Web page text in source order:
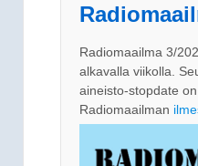
Radiomaailma 3/
alkavalla viikolla.
aineisto-stopdate on
Radiomaailman